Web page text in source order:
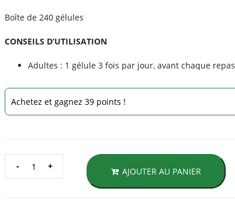
Boîte de 240 gélules
CONSEILS D’UTILISATION
Adultes : 1 gélule 3 fois par jour, avant chaque repas
Achetez et gagnez 39 points !
DE
AJOUTER AU PANIER